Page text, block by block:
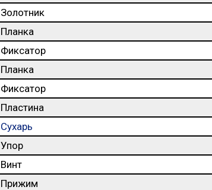
Золотник
Планка
Фиксатор
Планка
Фиксатор
Пластина
Сухарь
Упор
Винт
Прижим